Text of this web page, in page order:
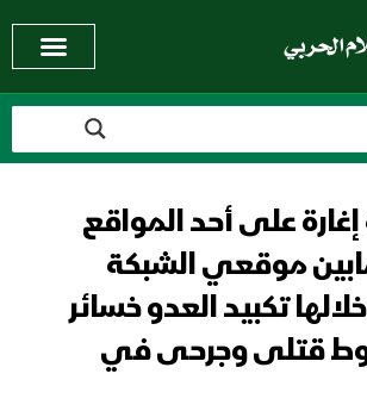
إغارة على أحد المواقع
موقعي الشبكة
تكبيد العدو خسائر
قتلى وجرحى في